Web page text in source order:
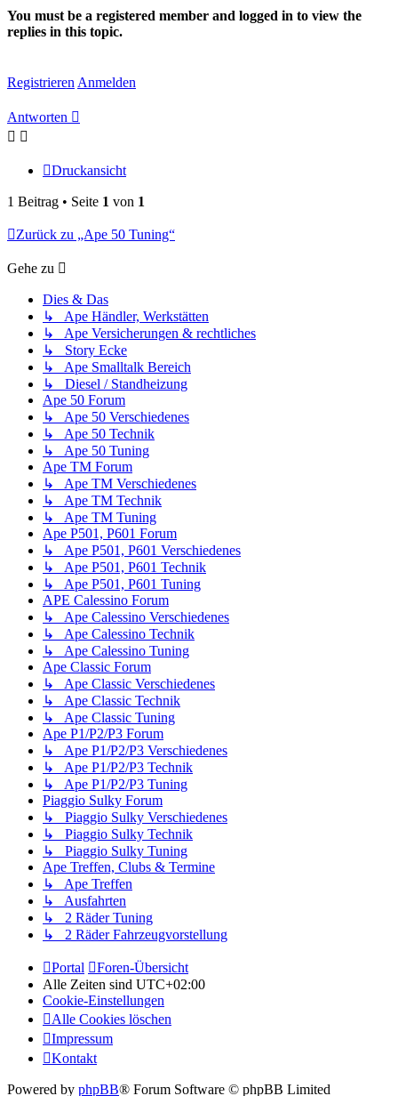
You must be a registered member and logged in to view the
replies in this topic.
Registrieren Anmelden
Antworten
Druckansicht
1 Beitrag • Seite 1 von 1
Zurück zu „Ape 50 Tuning“
Gehe zu
Dies & Das
↳ Ape Händler, Werkstätten
↳ Ape Versicherungen & rechtliches
↳ Story Ecke
↳ Ape Smalltalk Bereich
↳ Diesel / Standheizung
Ape 50 Forum
↳ Ape 50 Verschiedenes
↳ Ape 50 Technik
↳ Ape 50 Tuning
Ape TM Forum
↳ Ape TM Verschiedenes
↳ Ape TM Technik
↳ Ape TM Tuning
Ape P501, P601 Forum
↳ Ape P501, P601 Verschiedenes
↳ Ape P501, P601 Technik
↳ Ape P501, P601 Tuning
APE Calessino Forum
↳ Ape Calessino Verschiedenes
↳ Ape Calessino Technik
↳ Ape Calessino Tuning
Ape Classic Forum
↳ Ape Classic Verschiedenes
↳ Ape Classic Technik
↳ Ape Classic Tuning
Ape P1/P2/P3 Forum
↳ Ape P1/P2/P3 Verschiedenes
↳ Ape P1/P2/P3 Technik
↳ Ape P1/P2/P3 Tuning
Piaggio Sulky Forum
↳ Piaggio Sulky Verschiedenes
↳ Piaggio Sulky Technik
↳ Piaggio Sulky Tuning
Ape Treffen, Clubs & Termine
↳ Ape Treffen
↳ Ausfahrten
↳ 2 Räder Tuning
↳ 2 Räder Fahrzeugvorstellung
Portal
Foren-Übersicht
Alle Zeiten sind UTC+02:00
Cookie-Einstellungen
Alle Cookies löschen
Impressum
Kontakt
Powered by phpBB® Forum Software © phpBB Limited